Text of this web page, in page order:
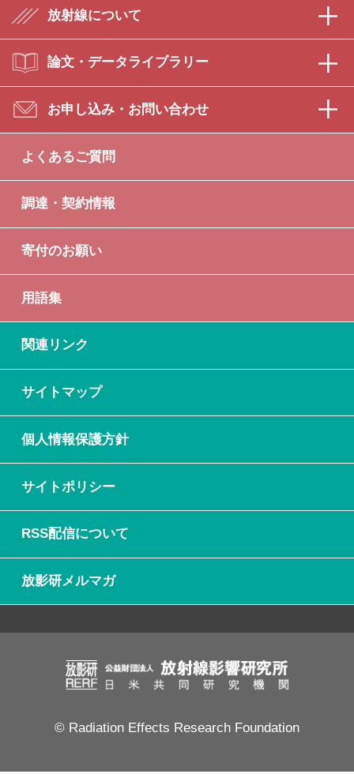
放射線について
論文・データライブラリー
お申し込み・お問い合わせ
よくあるご質問
調達・契約情報
寄付のお願い
用語集
関連リンク
サイトマップ
個人情報保護方針
サイトポリシー
RSS配信について
放影研メルマガ
© Radiation Effects Research Foundation